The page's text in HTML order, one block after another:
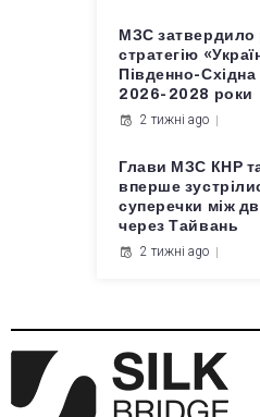
МЗС затвердило
стратегію
Південно-Східна
2026-2028 роки
2 тижні ago
Глави МЗС КНР
вперше
суперечки між
через Тайвань
2 тижні ago